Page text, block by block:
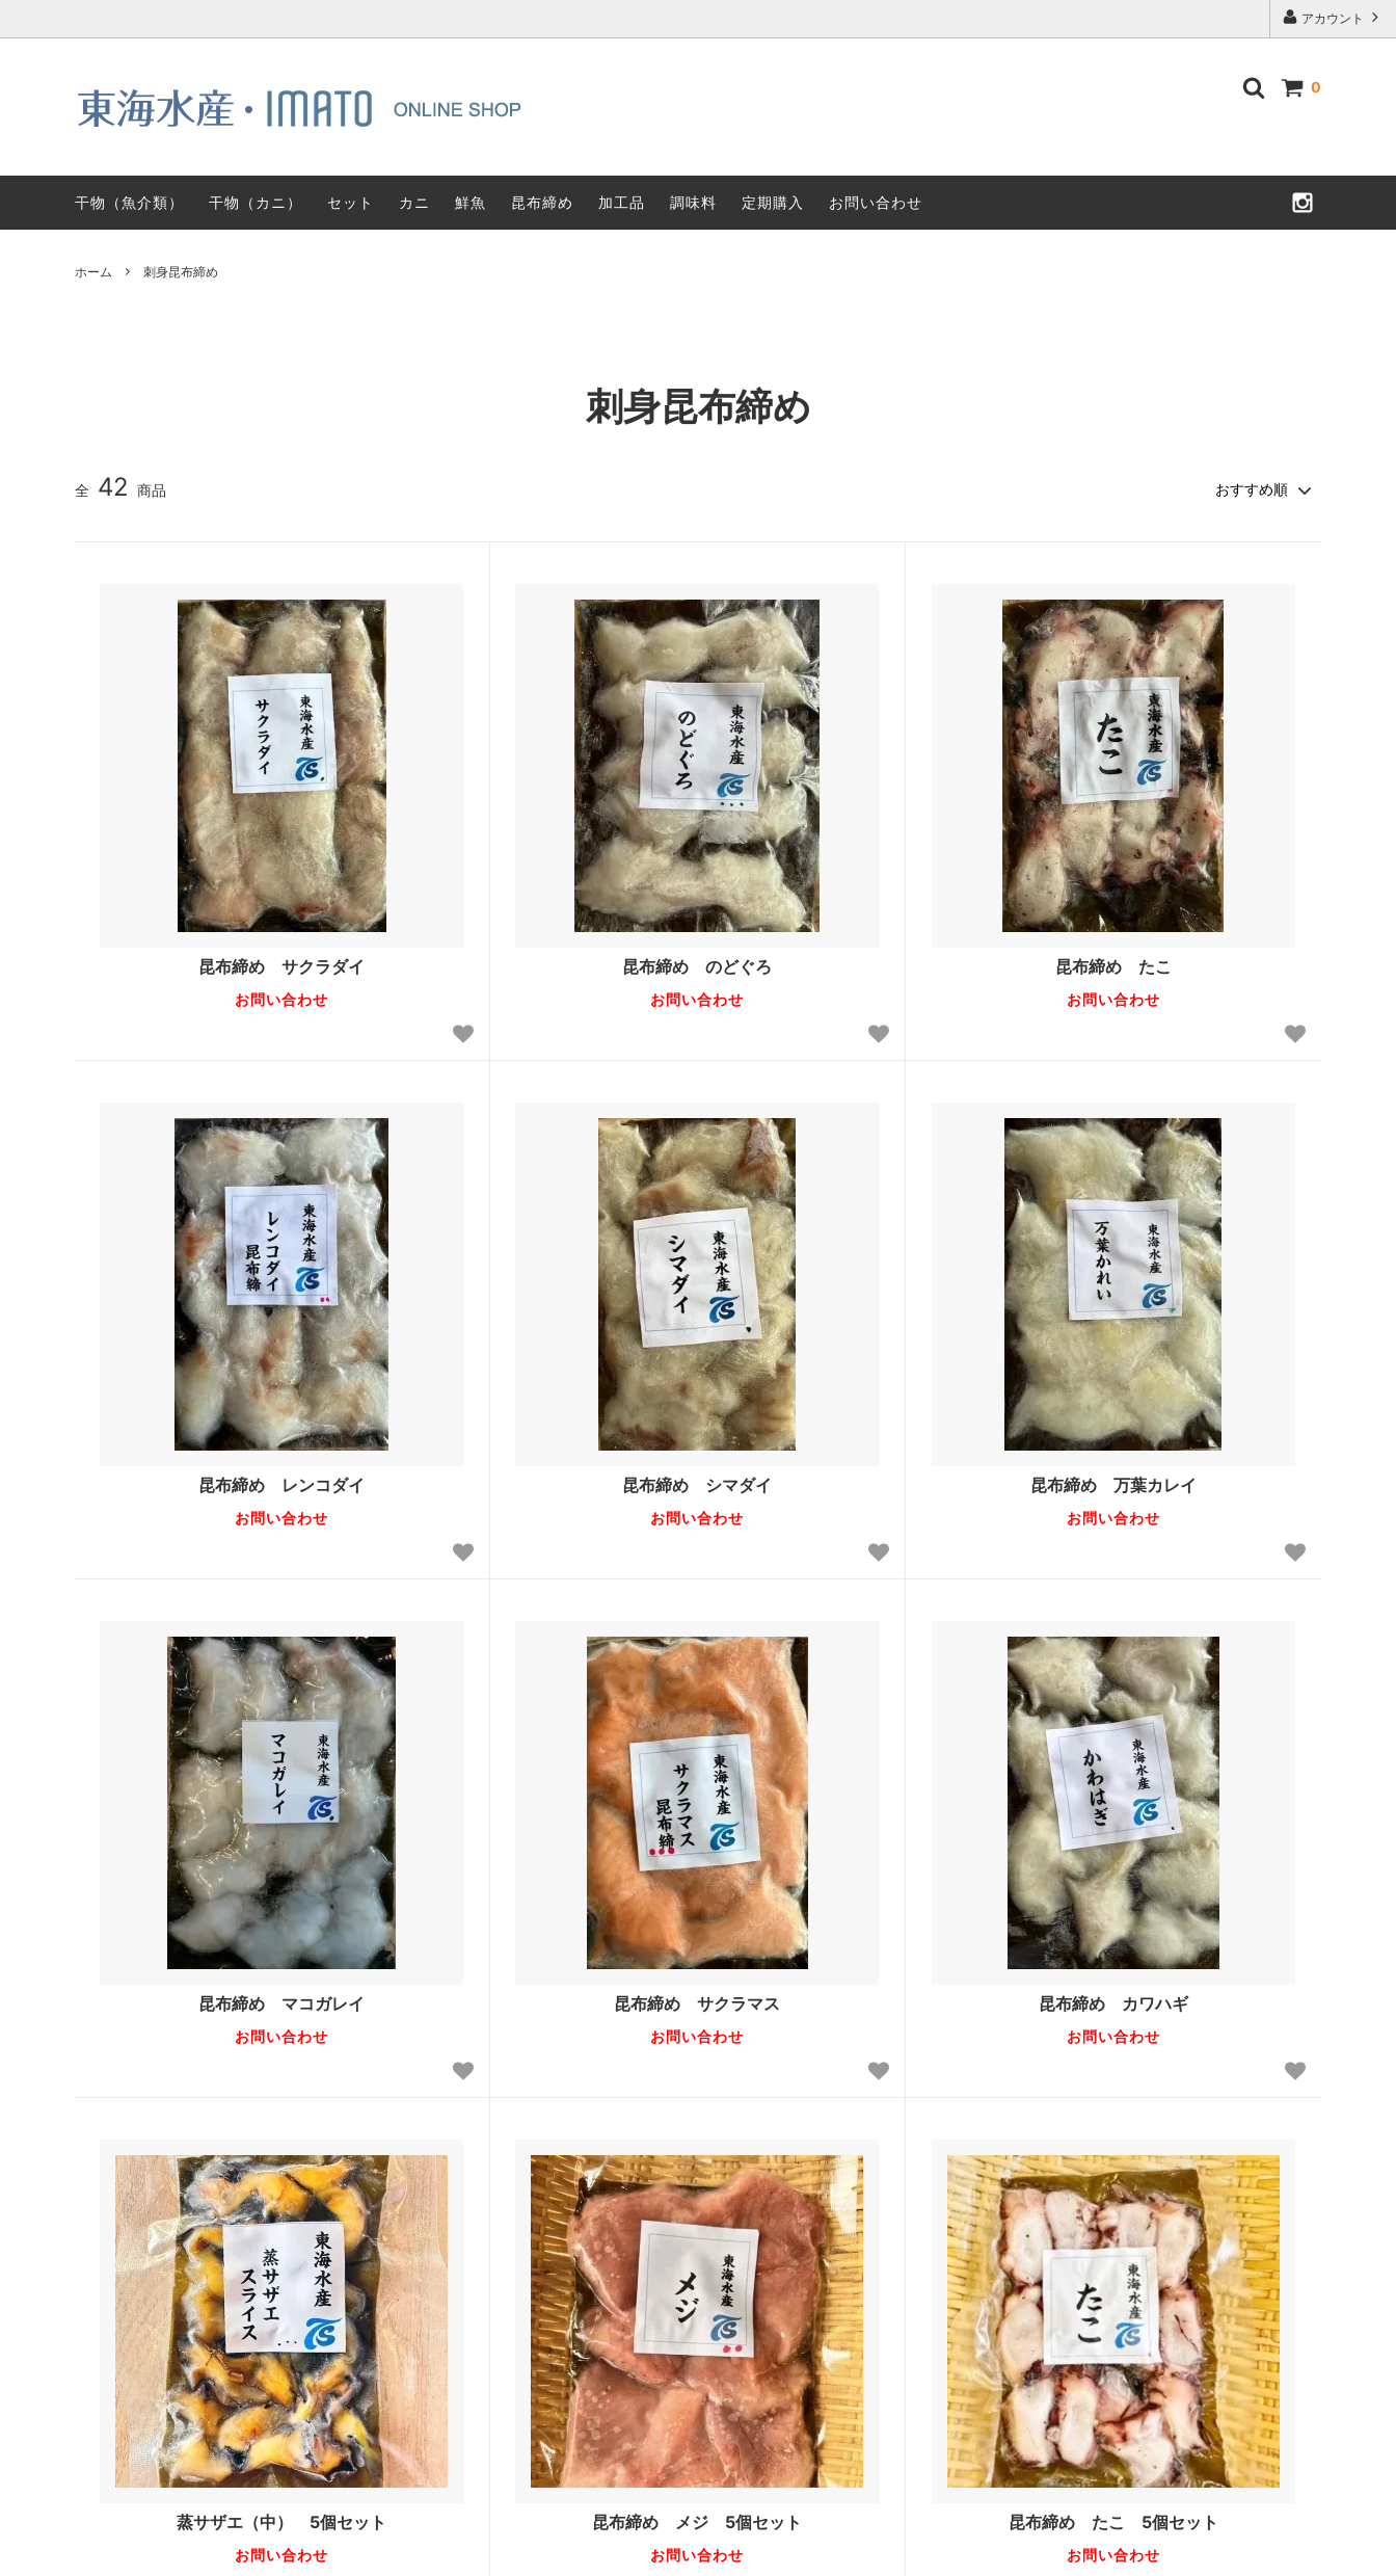
アカウント
0
干物（魚介類） 干物（カニ） セット カニ 鮮魚 昆布締め 加工品 調味料 定期購入 お問い合わせ
ホーム 刺身昆布締め
刺身昆布締め
全 42 商品
昆布締め サクラダイ
お問い合わせ
昆布締め のどぐろ
お問い合わせ
昆布締め たこ
お問い合わせ
昆布締め レンコダイ
お問い合わせ
昆布締め シマダイ
お問い合わせ
昆布締め 万葉カレイ
お問い合わせ
昆布締め マコガレイ
お問い合わせ
昆布締め サクラマス
お問い合わせ
昆布締め カワハギ
お問い合わせ
蒸サザエ（中） 5個セット
お問い合わせ
昆布締め メジ 5個セット
お問い合わせ
昆布締め たこ 5個セット
お問い合わせ